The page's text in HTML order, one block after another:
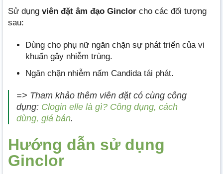
Sử dụng viên đặt âm đạo Ginclor cho các đối tượng
sau:
Dùng cho phụ nữ ngăn chặn sự phát triển của vi
khuẩn gây nhiễm trùng.
Ngăn chặn nhiễm nấm Candida tái phát.
=> Tham khảo thêm viên đặt có cùng công
dụng: Clogin elle là gì? Công dụng, cách
dùng, giá bán.
Hướng dẫn sử dụng
Ginclor